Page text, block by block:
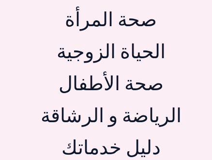
صحة المرأة
الحياة الزوجية
صحة الأطفال
الرياضة و الرشاقة
دليل خدماتك